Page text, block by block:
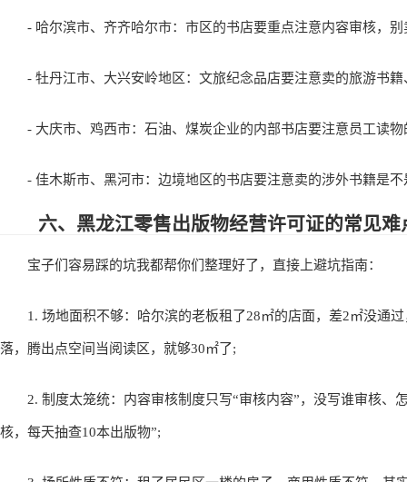
- 哈尔滨市、齐齐哈尔市：市区的书店要重点注意内容审核，别
- 牡丹江市、大兴安岭地区：文旅纪念品店要注意卖的旅游书籍
- 大庆市、鸡西市：石油、煤炭企业的内部书店要注意员工读物
- 佳木斯市、黑河市：边境地区的书店要注意卖的涉外书籍是不
六、黑龙江零售出版物经营许可证的常见难
宝子们容易踩的坑我都帮你们整理好了，直接上避坑指南：
1. 场地面积不够：哈尔滨的老板租了28㎡的店面，差2㎡没通过
落，腾出点空间当阅读区，就够30㎡了;
2. 制度太笼统：内容审核制度只写“审核内容”，没写谁审核、
核，每天抽查10本出版物”;